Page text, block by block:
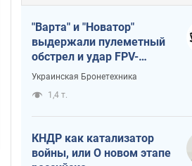
"Варта" и "Новатор"
выдержали пулеметный
обстрел и удар FPV-
дрона, сохранив жизнь
Украинская Бронетехника
1,4 т.
КНДР как катализатор
войны, или О новом этапе